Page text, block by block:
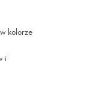
kolorze
i